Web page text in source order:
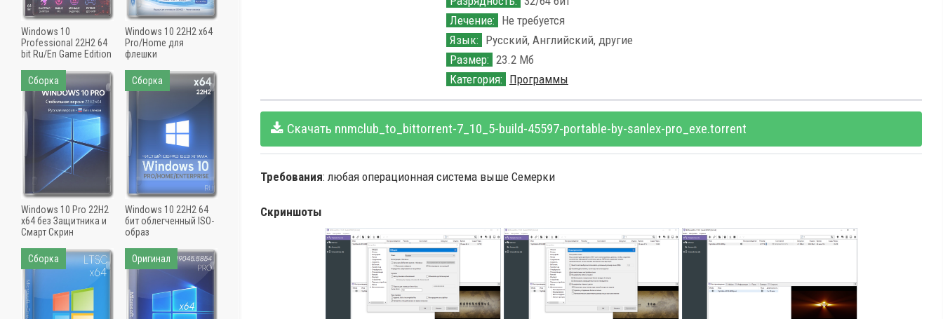
Лечение: Не требуется
Язык: Русский, Английский, другие
Размер: 23.2 Мб
Категория: Программы
Скачать nnmclub_to_bittorrent-7_10_5-build-45597-portable-by-sanlex-pro_exe.torrent
Требования: любая операционная система выше Семерки
Скриншоты
Windows 10
Professional 22H2 64
bit Ru/En Game Edition
Windows 10 22H2 x64
Pro/Home для
флешки
Сборка
Windows 10 Pro 22H2
x64 без Защитника и
Смарт Скрин
Сборка
Windows 10 22H2 64
бит облегченный ISO-
образ
Сборка Оригинал